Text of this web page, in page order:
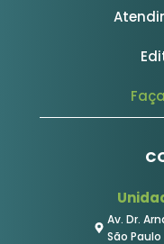
Av. Dr.
São